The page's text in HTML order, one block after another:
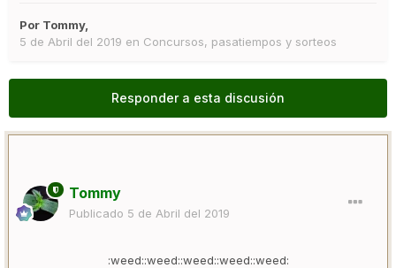
Por Tommy,
5 de Abril del 2019 en Concursos, pasatiempos y sorteos
Responder a esta discusión
Tommy
Publicado 5 de Abril del 2019
:weed::weed::weed::weed::weed: